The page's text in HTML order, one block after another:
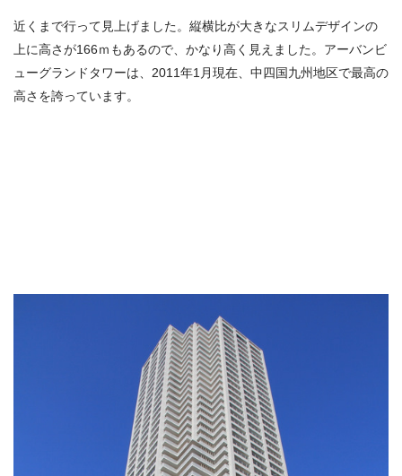
近くまで行って見上げました。縦横比が大きなスリムデザインの
上に高さが166ｍもあるので、かなり高く見えました。アーバンビ
ューグランドタワーは、2011年1月現在、中四国九州地区で最高の
高さを誇っています。